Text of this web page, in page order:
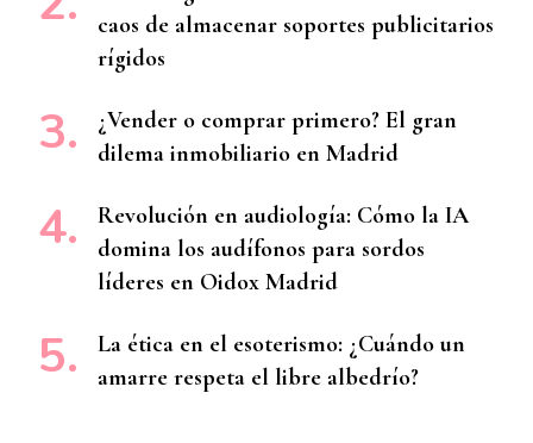
caos de almacenar soportes publicitarios
rígidos
¿Vender o comprar primero? El gran
dilema inmobiliario en Madrid
Revolución en audiología: Cómo la IA
domina los audífonos para sordos
líderes en Oidox Madrid
La ética en el esoterismo: ¿Cuándo un
amarre respeta el libre albedrío?